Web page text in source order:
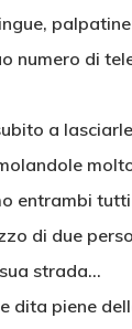
numero di
a
entrambi
di due
strada…
dita piene